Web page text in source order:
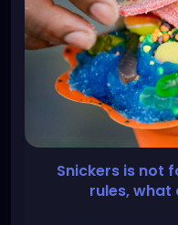
https://
ouisiana-snap-ban-
e1d2-499e-83c4-
‘Snickers is not
rules, what